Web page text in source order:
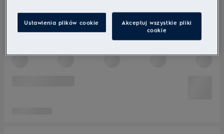
Ustawienia plików cookie
Akceptuj wszystkie pliki
cookie